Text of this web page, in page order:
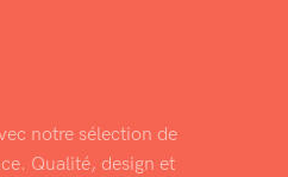
notre sélection de
Qualité, design et